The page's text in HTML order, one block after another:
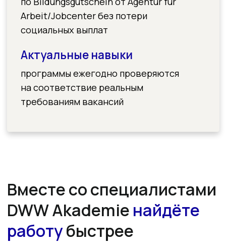
Имя латиницей
Фамилия латиницей
Ich stimme dem Erhalt von Informationen und Angeboten der
Negentrix Education Group (ICH, DWW, BIT, MBIA, AABI u.a.) zu. Eine
Abmeldung ist jederzeit möglich.
Ich stimme denDatenschutzrichtlinien zu
консультацию по обучению и бонус